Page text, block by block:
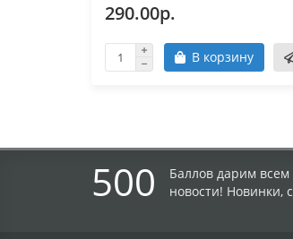
290.00р.
В корзину
500
Баллов дарим всем
новости! Новинки,